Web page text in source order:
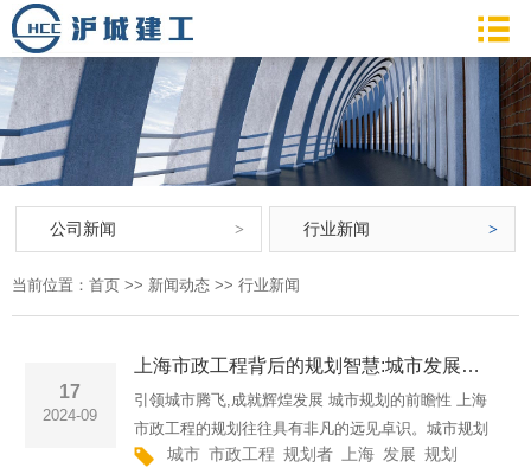
公司新闻 行业新闻
当前位置： 首页 >> 新闻动态 >> 行业新闻
17
2024-09
上海市政工程背后的规划智慧:城市发展的引领者--上海市政工程城市发展的引擎:上海市政工程的规划智慧沪城建工集团有限公司
引领城市腾飞,成就辉煌发展 城市规划的前瞻性 上海
市政工程的规划往往具有非凡的远见卓识。城市规划
者深入研究人口、经济、交通等多方面因素,合理规划
城市 市政工程 规划者 上海 发展 规划